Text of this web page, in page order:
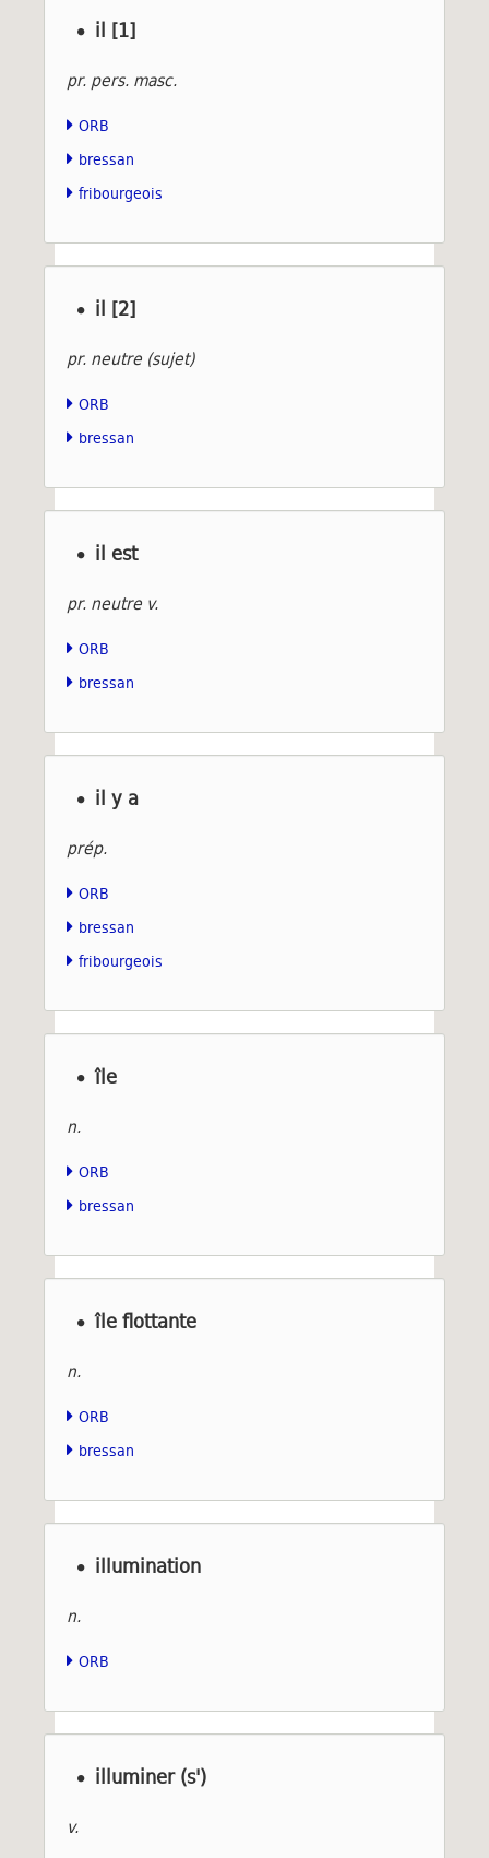
il [1]
pr. pers. masc.
ORB
bressan
fribourgeois
il [2]
pr. neutre (sujet)
ORB
bressan
il est
pr. neutre v.
ORB
bressan
il y a
prép.
ORB
bressan
fribourgeois
île
n.
ORB
bressan
île flottante
n.
ORB
bressan
illumination
n.
ORB
illuminer (s')
v.